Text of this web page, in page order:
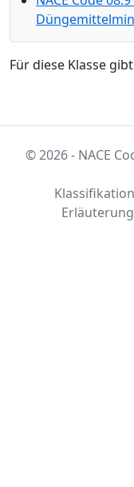
Für diese Klasse
© 2026 - NACE